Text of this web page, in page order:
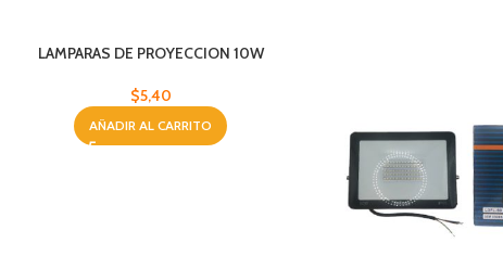
LAMPARAS DE PROYECCION 10W
$5,40
AÑADIR AL CARRITO